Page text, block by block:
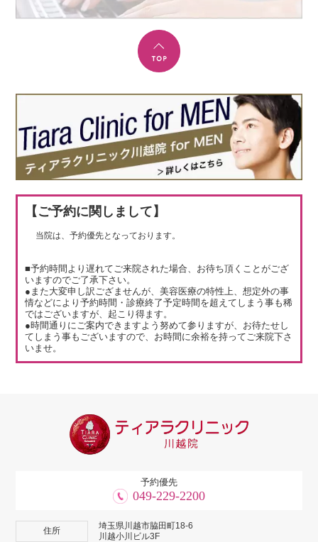
【ご予約に関しまして】
当院は、予約優先となっております。
■予約時間より遅れてご来院された場合、お待ち頂くことがござ
いますのでご了承下さい。
●また大変申し訳ござませんが、美容医療の特性上、想定外の事
情などにより予約時間・診療終了予定時間を超えてしまう事も稀
ではございますが、起こり得ます。
●時間通りにご案内できますよう努めて参りますが、お待たせし
てしまう事もございますので、お時間に余裕を持ってご来院下さ
いませ。
予約優先
049-229-2200
住所
埼玉県川越市脇田町18-6
川越小川ビル3F